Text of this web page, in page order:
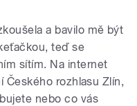
a bavilo mě být
teď se
sítím. Na internet
Českého rozhlasu Zlín,
nebo co vás